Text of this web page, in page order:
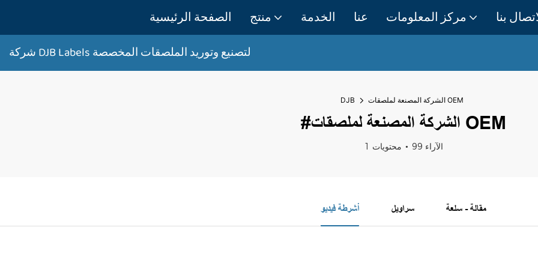
الصفحة الرئيسية منتج الخدمة عنا مركز المعلومات بنا
شركة DJB
DJB الشركة المصنعة لملصقات OEM
#الشركة المصنعة لملصقات OEM
1 محتويات 99 الآراء
أشرطة فيديو سراويل مقالة - سلعة